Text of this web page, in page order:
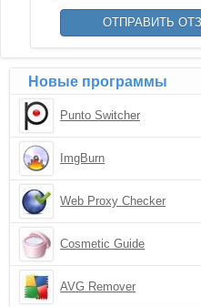
Новые программы
Punto Switcher
ImgBurn
Web Proxy Checker
Cosmetic Guide
AVG Remover